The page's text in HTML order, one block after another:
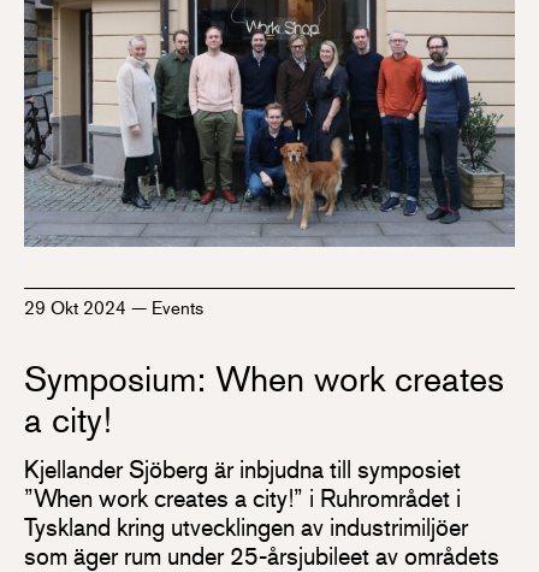
29 Okt 2024 — Events
Symposium: When work creates
a city!
Kjellander Sjöberg är inbjudna till symposiet
”When work creates a city!” i Ruhrområdet i
Tyskland kring utvecklingen av industrimiljöer
som äger rum under 25-årsjubileet av områdets